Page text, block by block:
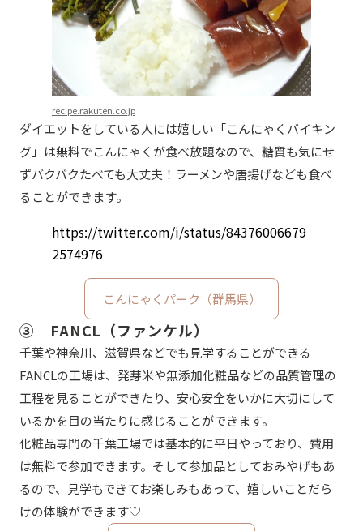
recipe.rakuten.co.jp
ダイエットをしている人には嬉しい「こんにゃくバイキン
グ」は無料でこんにゃくが食べ放題なので、糖質も気にせ
ずバクバクたべても大丈夫！ラーメンや唐揚げなども食べ
ることができます。
https://twitter.com/i/status/84376006679
2574976
こんにゃくパーク（群馬県）
③ FANCL（ファンケル）
千葉や神奈川、滋賀県などでも見学することができる
FANCLの工場は、発芽米や無添加化粧品などの品質管理の
工程を見ることができたり、安心安全をいかに大切にして
いるかを目の当たりに感じることができます。
化粧品専門の千葉工場では基本的に平日やっており、費用
は無料で参加できます。そして参加品としておみやげもあ
るので、見学もできてお楽しみもあって、嬉しいことだら
けの体験ができます♡